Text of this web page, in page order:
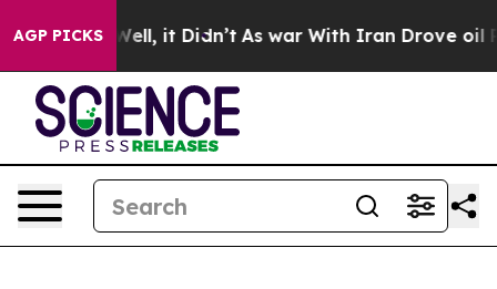
AGP PICKS
40%. Well, it Didn’t As war With Iran Drove oil